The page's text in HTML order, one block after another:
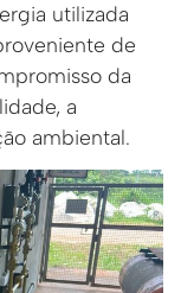
utilizada
de
da
a
ambiental.